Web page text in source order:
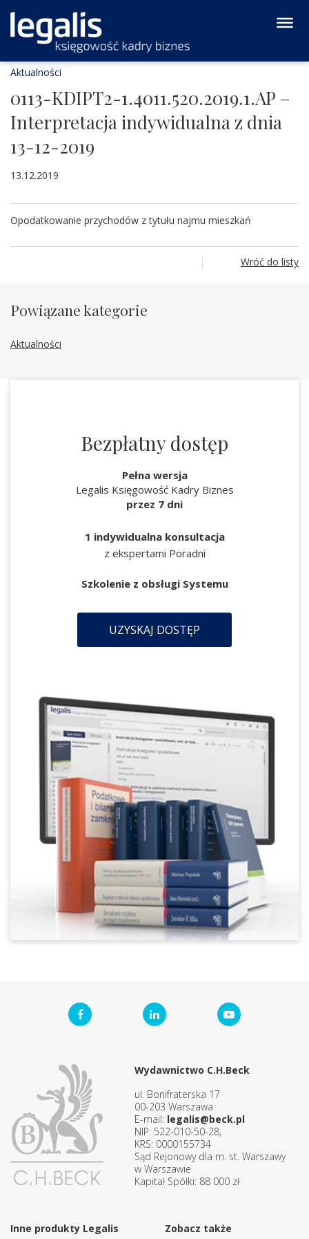
Aktualności
0113-KDIPT2-1.4011.520.2019.1.AP –
Interpretacja indywidualna z dnia
13-12-2019
13.12.2019
Opodatkowanie przychodów z tytułu najmu mieszkań
Wróć do listy
Powiązane kategorie
Aktualności
Bezpłatny dostęp
Pełna wersja
Legalis Księgowość Kadry Biznes
przez 7 dni
1 indywidualna konsultacja
z ekspertami Poradni
Szkolenie z obsługi Systemu
UZYSKAJ DOSTĘP
Wydawnictwo C.H.Beck
ul. Bonifraterska 17
00-203 Warszawa
E-mail: legalis@beck.pl
NIP: 522-010-50-28,
KRS: 0000155734
Sąd Rejonowy dla m. st. Warszawy
w Warszawie
Kapitał Spółki: 88 000 zł
Inne produkty Legalis Zobacz także